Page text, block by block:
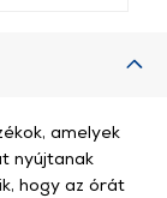
amelyek
nyújtanak
hogy az órát